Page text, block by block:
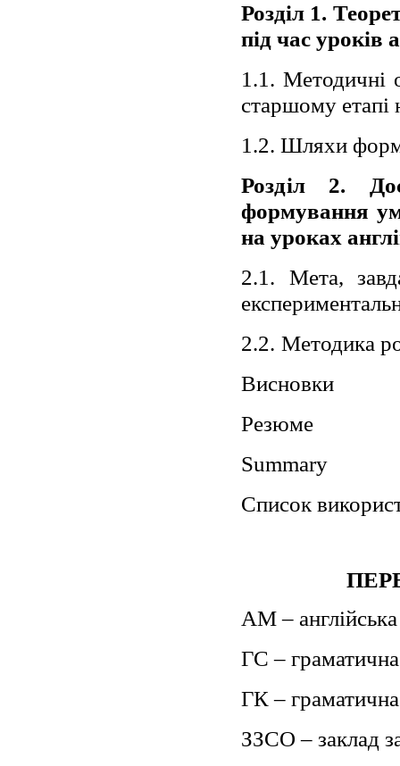
Розділ 1.
під час уроків
1.1. Методичні
старшому етапі
1.2. Шляхи
Розділ 2.
формування
на уроках
2.1. Мета,
2.2. Методика
Висновки
Резюме
Summary
Список
АМ –
ГС –
ГК –
ЗЗСО – заклад